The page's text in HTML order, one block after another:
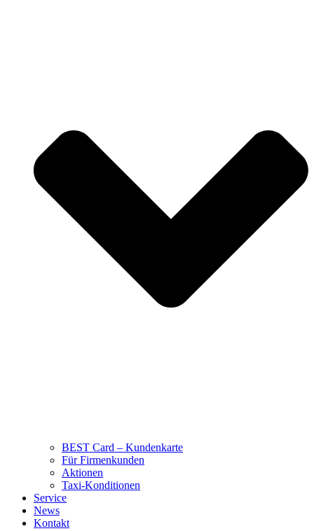
BEST Card – Kundenkarte
Für Firmenkunden
Aktionen
Taxi-Konditionen
Service
News
Kontakt